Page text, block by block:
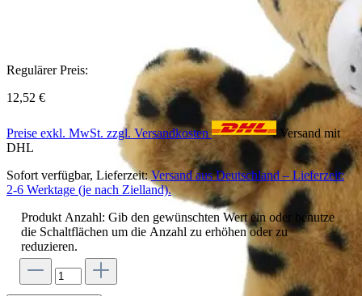
Regulärer Preis:
12,52 €
Preise exkl. MwSt. zzgl. Versandkosten
Versand mit
DHL
Sofort verfügbar, Lieferzeit:Versand aus Deutschland – Lieferzeit:
2-6 Werktage (je nach Zielland).
Produkt Anzahl: Gib den gewünschten Wert ein oder benutze
die Schaltflächen um die Anzahl zu erhöhen oder zu
reduzieren.